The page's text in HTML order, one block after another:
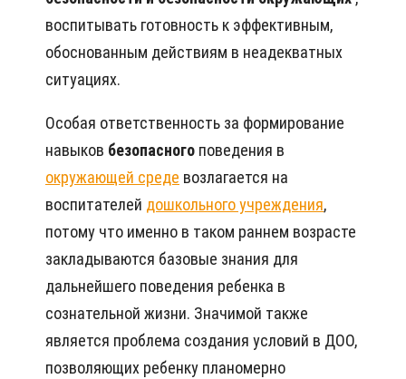
воспитывать готовность к эффективным,
обоснованным действиям в неадекватных
ситуациях.
Особая ответственность за формирование
навыков безопасного поведения в
окружающей среде возлагается на
воспитателей дошкольного учреждения,
потому что именно в таком раннем возрасте
закладываются базовые знания для
дальнейшего поведения ребенка в
сознательной жизни. Значимой также
является проблема создания условий в ДОО,
позволяющих ребенку планомерно